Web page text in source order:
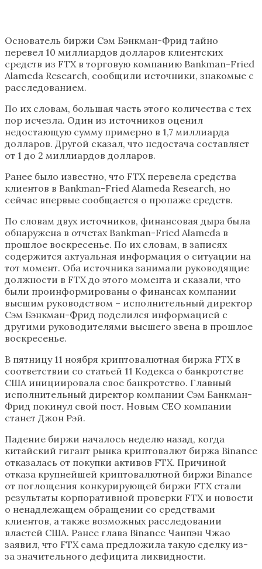
Основатель биржи Сэм Бэнкман-Фрид тайно
перевел 10 миллиардов долларов клиентских
средств из FTX в торговую компанию Bankman-Fried
Alameda Research, сообщили источники, знакомые с
расследованием.
По их словам, большая часть этого количества с тех
пор исчезла. Один из источников оценил
недостающую сумму примерно в 1,7 миллиарда
долларов. Другой сказал, что недостача составляет
от 1 до 2 миллиардов долларов.
Ранее было известно, что FTX перевела средства
клиентов в Bankman-Fried Alameda Research, но
сейчас впервые сообщается о пропаже средств.
По словам двух источников, финансовая дыра была
обнаружена в отчетах Bankman-Fried Alameda в
прошлое воскресенье. По их словам, в записях
содержится актуальная информация о ситуации на
тот момент. Оба источника занимали руководящие
должности в FTX до этого момента и сказали, что
были проинформированы о финансах компании
высшим руководством – исполнительный директор
Сэм Бэнкман-Фрид поделился информацией с
другими руководителями высшего звена в прошлое
воскресенье.
В пятницу 11 ноября криптовалютная биржа FTX в
соответствии со статьей 11 Кодекса о банкротстве
США инициировала свое банкротство. Главный
исполнительный директор компании Сэм Банкман-
Фрид покинул свой пост. Новым CEO компании
станет Джон Рэй.
Падение биржи началось неделю назад, когда
китайский гигант рынка криптовалют биржа Binance
отказалась от покупки активов FTX. Причиной
отказа крупнейшей криптовалютной биржи Binance
от поглощения конкурирующей биржи FTX стали
результаты корпоративной проверки FTX и новости
о ненадлежащем обращении со средствами
клиентов, а также возможных расследовании
властей США. Ранее глава Binance Чанпэн Чжао
заявил, что FTX сама предложила такую сделку из-
за значительного дефицита ликвидности.